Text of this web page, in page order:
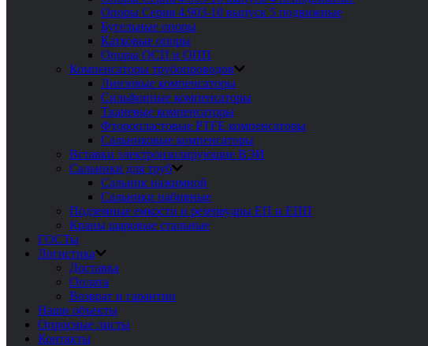
Опоры Серия 4.903-10 выпуск 5 подвижные
Бугельные опоры
Катковые опоры
Опоры ОСП и ОПП
Компенсаторы трубопроводов
Линзовые компенсаторы
Сильфонные компенсаторы
Тканевые компенсаторы
Фторопластовые PTFE компенсаторы
Сальниковые компенсаторы
Вставки электроизолирующие ВЭИ
Сальники для труб
Сальник нажимной
Сальники набивные
Подземные емкости и резервуары ЕП и ЕПП
Краны шаровые стальные
ГОСТы
Логистика
Доставка
Оплата
Возврат и гарантии
Наши объекты
Опросные листы
Контакты